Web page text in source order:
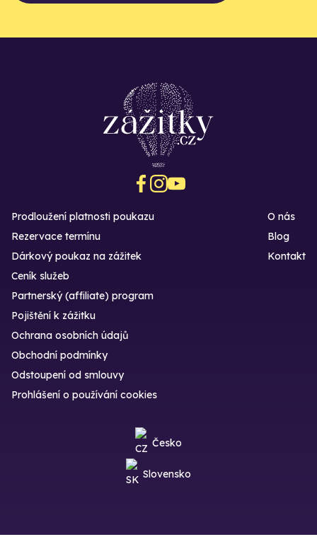
Prodloužení platnosti poukazu
Rezervace termínu
Dárkový poukaz na zážitek
O nás
Blog
Kontakt
Ceník služeb
Partnerský (affiliate) program
Pojištění k zážitku
Ochrana osobních údajů
Obchodní podmínky
Odstoupení od smlouvy
Prohlášení o používání cookies
Česko
Slovensko